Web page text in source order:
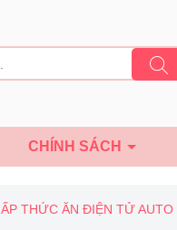
CHÍNH SÁCH
THỨC ĂN ĐIỆN TỬ